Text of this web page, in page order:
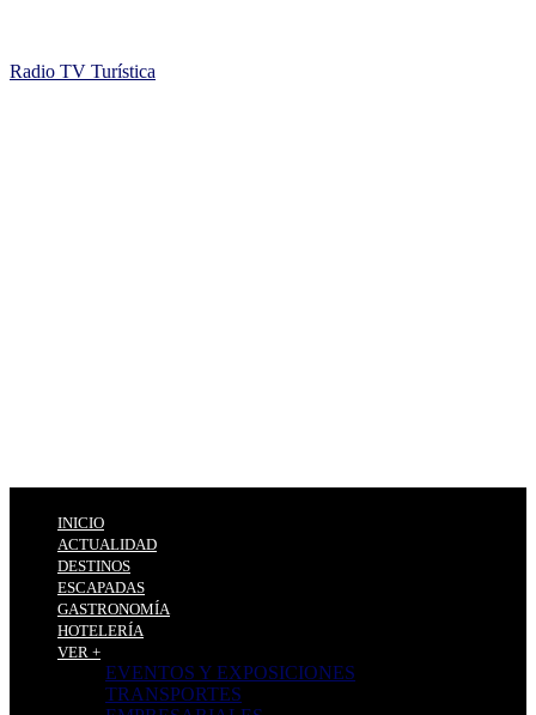
Radio TV Turística
INICIO
ACTUALIDAD
DESTINOS
ESCAPADAS
GASTRONOMÍA
HOTELERÍA
VER +
EVENTOS Y EXPOSICIONES
TRANSPORTES